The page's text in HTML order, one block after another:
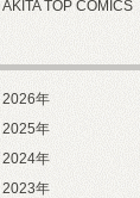
AKITA TOP COMICS
2026年
2025年
2024年
2023年